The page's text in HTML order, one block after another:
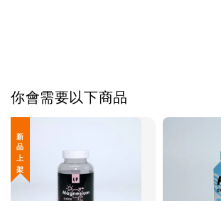
你會需要以下商品
新 品 上 架